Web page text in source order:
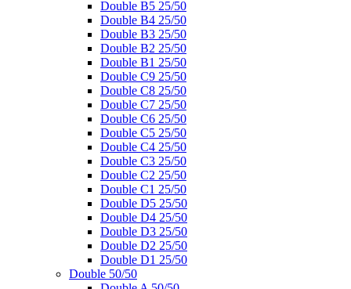
Double B5 25/50
Double B4 25/50
Double B3 25/50
Double B2 25/50
Double B1 25/50
Double C9 25/50
Double C8 25/50
Double C7 25/50
Double C6 25/50
Double C5 25/50
Double C4 25/50
Double C3 25/50
Double C2 25/50
Double C1 25/50
Double D5 25/50
Double D4 25/50
Double D3 25/50
Double D2 25/50
Double D1 25/50
Double 50/50